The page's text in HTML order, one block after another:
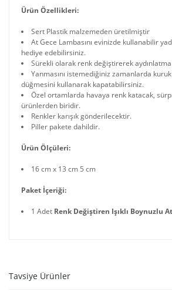
Ürün Özellikleri:
Sert Plastik malzemeden üretilmiştir
At Gece Lambasını evinizde kullanabilir
hediye edebilirsiniz.
Sürekli olarak renk değiştirerek
Yanmasını istemediğiniz zamanlarda kuruk
düğmesini kullanarak kapatabilirsiniz.
Özel ortamlarda havaya renk katacak,
ürünlerden biridir.
Renkler karışık gönderilecektir.
Piller pakete dahildir.
Ürün Ölçüleri:
16 cm x 13 cm 5 cm
Paket İçeriği:
1 Adet Renk Değiştiren Işıklı Boynuzlu
Tavsiye Ürünler